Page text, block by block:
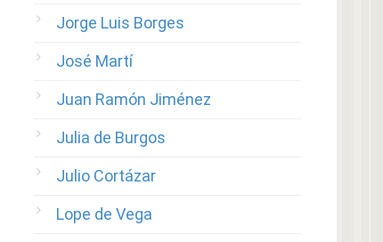
Jorge Luis Borges
José Martí
Juan Ramón Jiménez
Julia de Burgos
Julio Cortázar
Lope de Vega